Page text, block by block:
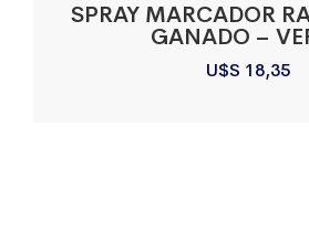
SPRAY MARCADOR
GANADO –
U$S 18,35